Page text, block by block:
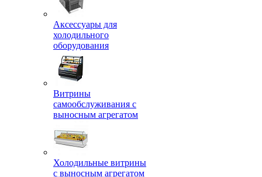
Аксессуары для
холодильного
оборудования
Витрины
самообслуживания с
выносным агрегатом
Холодильные витрины
с выносным агрегатом